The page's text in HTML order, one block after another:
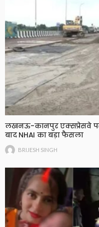
लखनऊ-कानपुर एक्सप्रेसवे
बाद NHAI का बड़ा फैसला
BRIJESH SINGH